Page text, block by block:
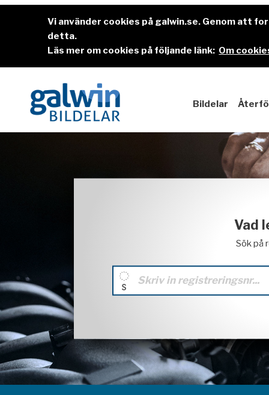
Vi använder cookies på galwin.se. Genom att
detta.
Läs mer om cookies på följande länk: Om
Bildelar
Vad
Sök på